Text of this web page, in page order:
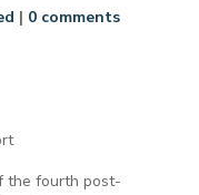
| 0 comments
the fourth post-